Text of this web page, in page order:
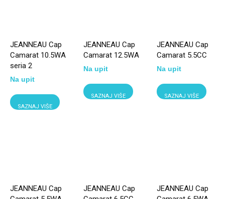
JEANNEAU Cap
Camarat 10.5WA
seria 2
Na upit
SAZNAJ VIŠE
JEANNEAU Cap
Camarat 12.5WA
Na upit
SAZNAJ VIŠE
JEANNEAU Cap
Camarat 5.5CC
Na upit
SAZNAJ VIŠE
JEANNEAU Cap
JEANNEAU Cap
JEANNEAU Cap